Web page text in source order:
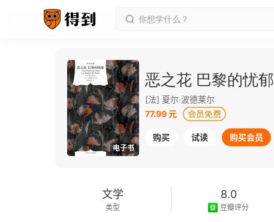
电子书
恶之花 巴黎的忧郁
[法] 夏尔·波德莱尔
77.99 元
购买 试读 购买会员
文学
类型
8.0
豆瓣评分